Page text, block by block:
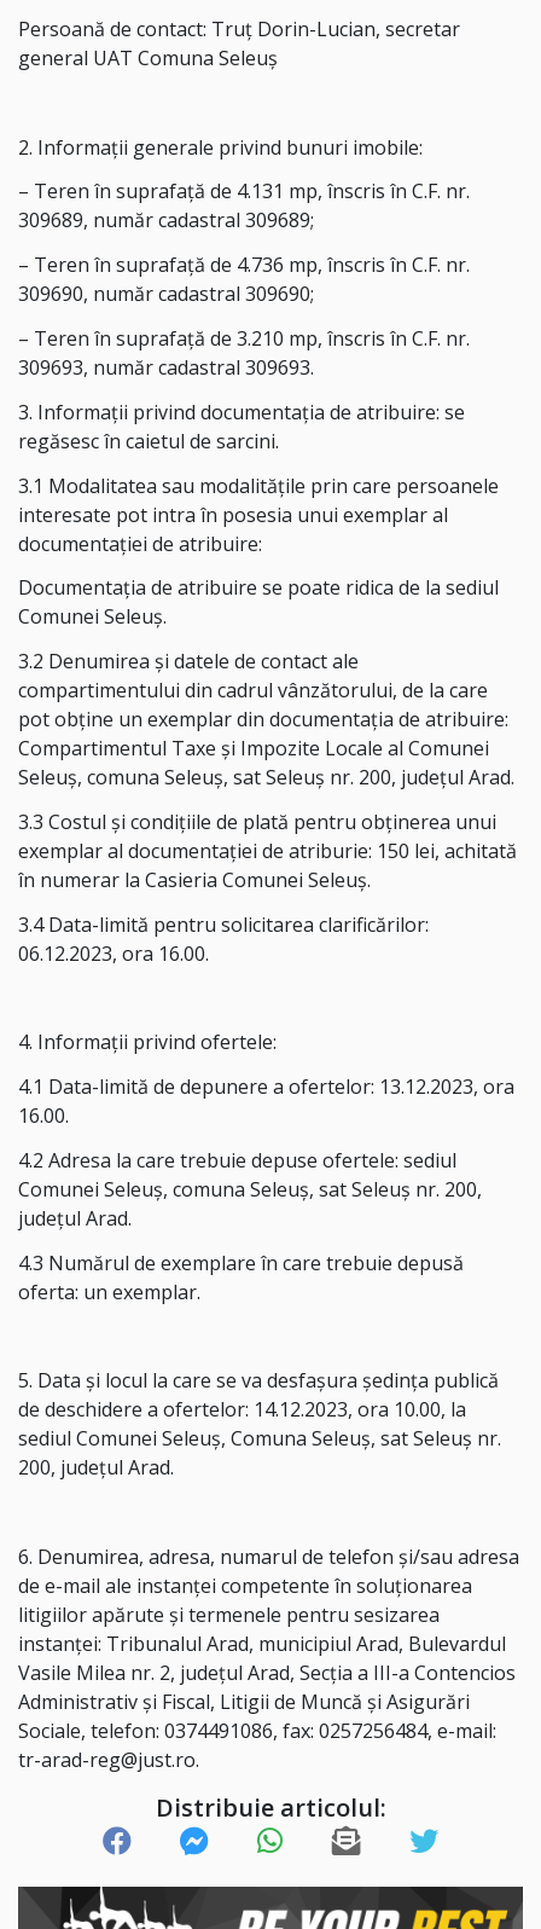
Persoană de contact: Truț Dorin-Lucian, secretar
general UAT Comuna Seleuș
2. Informații generale privind bunuri imobile:
– Teren în suprafață de 4.131 mp, înscris în C.F. nr.
309689, număr cadastral 309689;
– Teren în suprafață de 4.736 mp, înscris în C.F. nr.
309690, număr cadastral 309690;
– Teren în suprafață de 3.210 mp, înscris în C.F. nr.
309693, număr cadastral 309693.
3. Informații privind documentația de atribuire: se
regăsesc în caietul de sarcini.
3.1 Modalitatea sau modalitățile prin care persoanele
interesate pot intra în posesia unui exemplar al
documentației de atribuire:
Documentaţia de atribuire se poate ridica de la sediul
Comunei Seleuș.
3.2 Denumirea și datele de contact ale
compartimentului din cadrul vânzătorului, de la care
pot obține un exemplar din documentația de atribuire:
Compartimentul Taxe și Impozite Locale al Comunei
Seleuș, comuna Seleuș, sat Seleuș nr. 200, județul Arad.
3.3 Costul și condițiile de plată pentru obținerea unui
exemplar al documentației de atriburie: 150 lei, achitată
în numerar la Casieria Comunei Seleuș.
3.4 Data-limită pentru solicitarea clarificărilor:
06.12.2023, ora 16.00.
4. Informații privind ofertele:
4.1 Data-limită de depunere a ofertelor: 13.12.2023, ora
16.00.
4.2 Adresa la care trebuie depuse ofertele: sediul
Comunei Seleuș, comuna Seleuș, sat Seleuș nr. 200,
județul Arad.
4.3 Numărul de exemplare în care trebuie depusă
oferta: un exemplar.
5. Data și locul la care se va desfașura ședința publică
de deschidere a ofertelor: 14.12.2023, ora 10.00, la
sediul Comunei Seleuș, Comuna Seleuș, sat Seleuș nr.
200, județul Arad.
6. Denumirea, adresa, numarul de telefon și/sau adresa
de e-mail ale instanței competente în soluționarea
litigiilor apărute și termenele pentru sesizarea
instanței: Tribunalul Arad, municipiul Arad, Bulevardul
Vasile Milea nr. 2, judeţul Arad, Secția a III-a Contencios
Administrativ şi Fiscal, Litigii de Muncă și Asigurări
Sociale, telefon: 0374491086, fax: 0257256484, e-mail:
tr-arad-reg@just.ro.
Distribuie articolul: